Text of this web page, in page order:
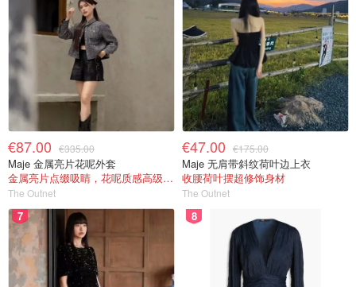
€87.00 €335.00
Maje 金属亮片花呢外套
金属亮片点缀吸睛，花呢质感高级又显贵
The Outnet
€47.00 €175.00
Maje 无肩带斜纹荷叶边上衣
收腰荷叶摆超修饰身材
The Outnet
7 8